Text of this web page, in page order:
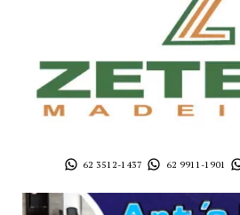
62 3512-1437 62 9911-1901